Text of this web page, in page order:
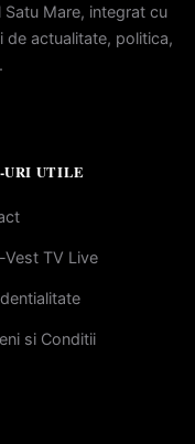
Mare, integrat cu
de actualitate, politica,
UTILE
Vest TV Live
si Conditii